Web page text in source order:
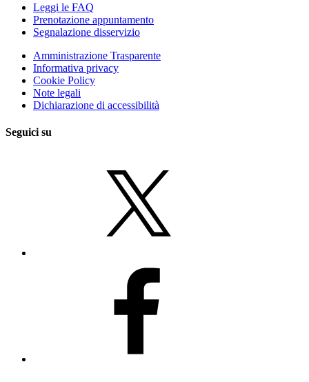
Leggi le FAQ
Prenotazione appuntamento
Segnalazione disservizio
Amministrazione Trasparente
Informativa privacy
Cookie Policy
Note legali
Dichiarazione di accessibilità
Seguici su